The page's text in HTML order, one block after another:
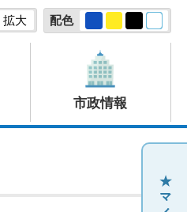
拡大 配色
市政情報